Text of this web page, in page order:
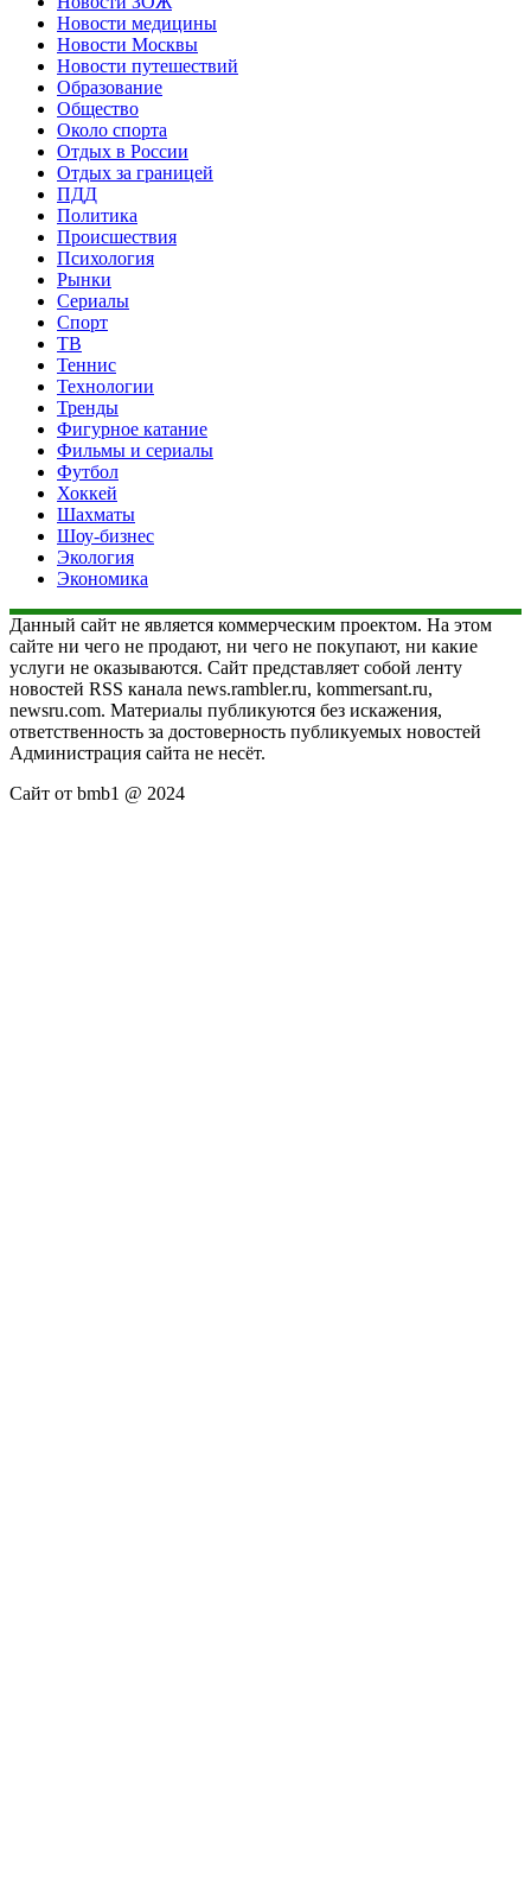
Новости медицины
Новости Москвы
Новости путешествий
Образование
Общество
Около спорта
Отдых в России
Отдых за границей
ПДД
Политика
Происшествия
Психология
Рынки
Сериалы
Спорт
ТВ
Теннис
Технологии
Тренды
Фигурное катание
Фильмы и сериалы
Футбол
Хоккей
Шахматы
Шоу-бизнес
Экология
Экономика
Данный сайт не является коммерческим проектом. На этом
сайте ни чего не продают, ни чего не покупают, ни какие
услуги не оказываются. Сайт представляет собой ленту
новостей RSS канала news.rambler.ru, kommersant.ru,
newsru.com. Материалы публикуются без искажения,
ответственность за достоверность публикуемых новостей
Администрация сайта не несёт.
Сайт от bmb1 @ 2024